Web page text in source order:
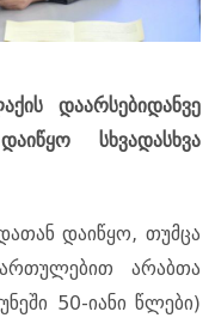
დაარსებიდანვე
სხვადასხვა
დაიწყო, თუმცა
არაბთა
50-იანი წლები)